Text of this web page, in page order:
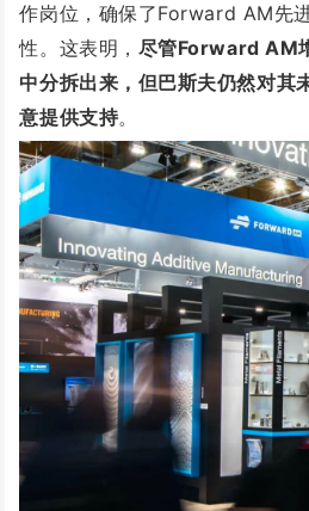
作岗位，确保了Forward AM先
性。这表明， 尽管Forward AM
中分拆出来，但巴斯夫仍然对其
意提供支持。